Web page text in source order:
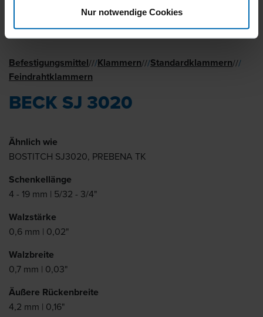
Nur notwendige Cookies
Befestigungsmittel///Klammern///Standard­klammern///
Feindraht­klammern
BECK SJ 3020
Ähnlich wie
BOSTITCH SJ3020, PREBENA TK
Schenkellänge
4 - 19 mm | 5/32 - 3/4"
Walzstärke
0,6 mm | 0,02"
Walzbreite
0,7 mm | 0,03"
Äußere Rückenbreite
4,2 mm | 0,16"